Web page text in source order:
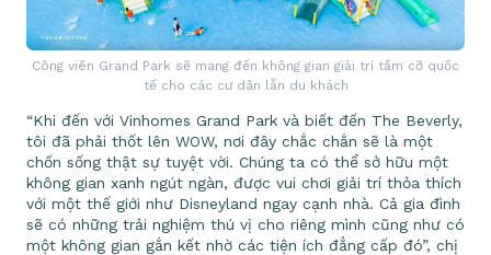
Công viên Grand Park sẽ mang đến không gian giải trí tầm cỡ quốc
tế cho các cư dân lẫn du khách
“Khi đến với Vinhomes Grand Park và biết đến The Beverly,
tôi đã phải thốt lên WOW, nơi đây chắc chắn sẽ là một
chốn sống thật sự tuyệt vời. Chúng ta có thể sở hữu một
không gian xanh ngút ngàn, được vui chơi giải trí thỏa thích
với một thế giới như Disneyland ngay cạnh nhà. Cả gia đình
sẽ có những trải nghiệm thú vị cho riêng mình cũng như có
một không gian gắn kết nhờ các tiện ích đẳng cấp đó”, chị